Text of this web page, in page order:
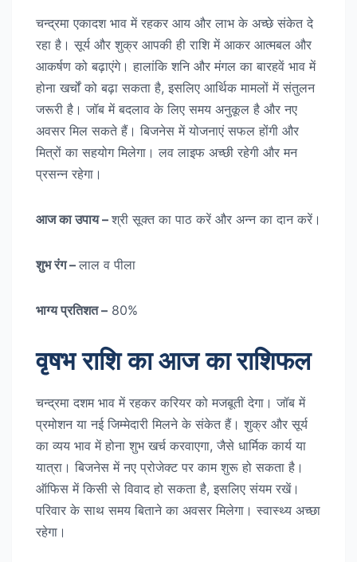
चन्द्रमा एकादश भाव में रहकर आय और लाभ के अच्छे संकेत दे
रहा है। सूर्य और शुक्र आपकी ही राशि में आकर आत्मबल और
आकर्षण को बढ़ाएंगे। हालांकि शनि और मंगल का बारहवें भाव में
होना खर्चों को बढ़ा सकता है, इसलिए आर्थिक मामलों में संतुलन
जरूरी है। जॉब में बदलाव के लिए समय अनुकूल है और नए
अवसर मिल सकते हैं। बिजनेस में योजनाएं सफल होंगी और
मित्रों का सहयोग मिलेगा। लव लाइफ अच्छी रहेगी और मन
प्रसन्न रहेगा।
आज का उपाय – श्री सूक्त का पाठ करें और अन्न का दान करें।
शुभ रंग – लाल व पीला
भाग्य प्रतिशत – 80%
वृषभ राशि का आज का राशिफल
चन्द्रमा दशम भाव में रहकर करियर को मजबूती देगा। जॉब में
प्रमोशन या नई जिम्मेदारी मिलने के संकेत हैं। शुक्र और सूर्य
का व्यय भाव में होना शुभ खर्च करवाएगा, जैसे धार्मिक कार्य या
यात्रा। बिजनेस में नए प्रोजेक्ट पर काम शुरू हो सकता है।
ऑफिस में किसी से विवाद हो सकता है, इसलिए संयम रखें।
परिवार के साथ समय बिताने का अवसर मिलेगा। स्वास्थ्य अच्छा
रहेगा।